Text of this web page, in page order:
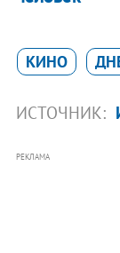
КИНО
ИСТОЧНИК:
РЕКЛАМА